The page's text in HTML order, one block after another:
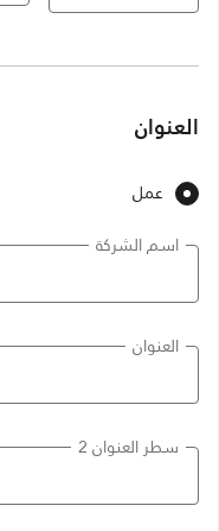
العنوان
عمل
اسم الشركة
العنوان
سطر العنوان 2